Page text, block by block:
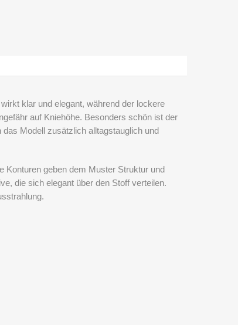
klar und elegant, während der lockere
auf Kniehöhe. Besonders schön ist der
Modell zusätzlich alltagstauglich und
Konturen geben dem Muster Struktur und
die sich elegant über den Stoff verteilen.